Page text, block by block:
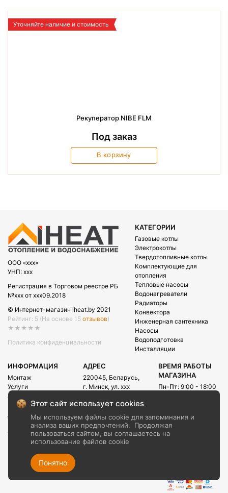
Уточняйте наличие и стоимость
Рекуператор NIBE FLM
Под заказ
В корзину
OOO «xxx»
УНП: xxx
Регистрация в Торговом реестре РБ
№xxx от xxx09.2018
© Интернет-магазин iheat.by 2021
Рейтинг: 5 (На основе 15 отзывов)
★★★★★
Политика конфиденциальности
КАТЕГОРИИ
Газовые котлы
Электрокотлы
Твердотопливные котлы
Комплектующие для
отопления
Тепловые насосы
Водонагреватели
Радиаторы
Конвектора
Инженерная сантехника
Насосы
Водоподготовка
Инсталляции
ИНФОРМАЦИЯ
Монтаж
Услуги
Акции
Рассрочка
Доставка и оплата
О компании
Контакты
АДРЕС
220045, Беларусь,
г. Минск, ул. xxx
E-mail:
info@iheat.by
ВРЕМЯ РАБОТЫ
МАГАЗИНА
Пн-Пт: 9:00 - 18:00
CALL-ЦЕНТРА
Сб-Вс:
Этот сайт использует cookies
Мы используем файлы cookie для запоминания и
анализа ваших предпочтений.
Продолжая
пользоваться сайтом, вы соглашаетесь на
использование файлов cookie
Понятно